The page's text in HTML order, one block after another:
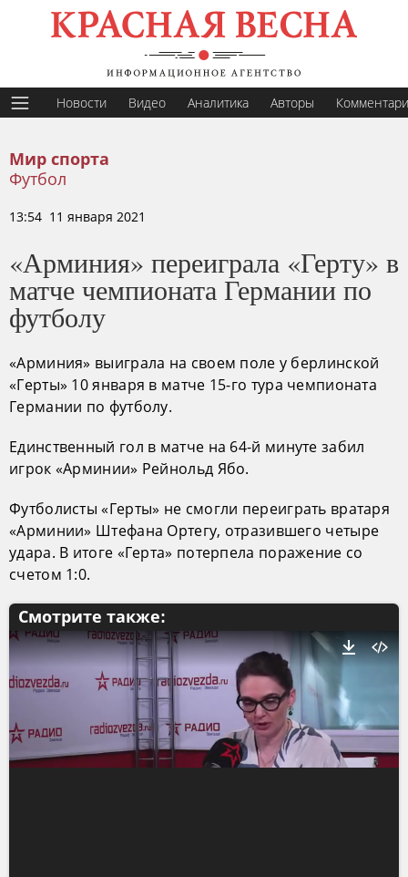
Новости Видео Аналитика Авторы
Мир спорта
Футбол
13:54 11 января 2021
«Арминия» переиграла «Герту» в
матче чемпионата Германии по
футболу
«Арминия» выиграла на своем поле у берлинской
«Герты» 10 января в матче 15-го тура чемпионата
Германии по футболу.
Единственный гол в матче на 64-й минуте забил
игрок «Арминии» Рейнольд Ябо.
Футболисты «Герты» не смогли переиграть вратаря
«Арминии» Штефана Ортегу, отразившего четыре
удара. В итоге «Герта» потерпела поражение со
счетом 1:0.
Смотрите также: